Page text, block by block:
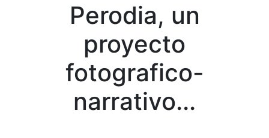
Perodia, un
proyecto
fotografico-
narrativo...